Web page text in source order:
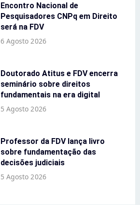
Encontro Nacional de
Pesquisadores CNPq em Direito
será na FDV
6 Agosto 2026
Doutorado Atitus e FDV encerra
seminário sobre direitos
fundamentais na era digital
5 Agosto 2026
Professor da FDV lança livro
sobre fundamentação das
decisões judiciais
5 Agosto 2026